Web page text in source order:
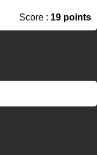
Score : 19 points